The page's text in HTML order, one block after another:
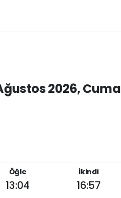
2026, Cuma
Öğle
13:04
İkindi
16:57